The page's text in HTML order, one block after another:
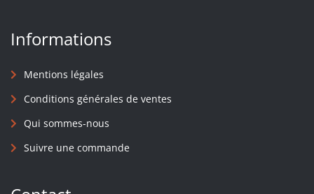
Informations
Mentions légales
Conditions générales de ventes
Qui sommes-nous
Suivre une commande